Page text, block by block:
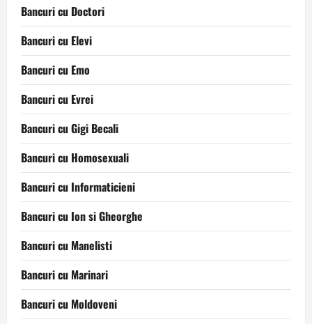
Bancuri cu Doctori
Bancuri cu Elevi
Bancuri cu Emo
Bancuri cu Evrei
Bancuri cu Gigi Becali
Bancuri cu Homosexuali
Bancuri cu Informaticieni
Bancuri cu Ion si Gheorghe
Bancuri cu Manelisti
Bancuri cu Marinari
Bancuri cu Moldoveni